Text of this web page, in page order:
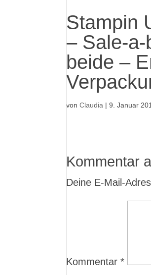
Stampin
– Sale-
beide –
vonClaudia |9. Januar
Kommentar
Deine E-Mail-
Kommentar*